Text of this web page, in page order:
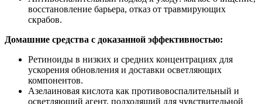
восстановление барьера, отказ от травмирующих
скрабов.
Домашние средства с доказанной эффективностью:
Ретиноиды в низких и средних концентрациях для
ускорения обновления и доставки осветляющих
компонентов.
Азелаиновая кислота как противовоспалительный и
осветляющий агент, подходящий для чувствительной